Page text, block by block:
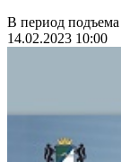
В период подъема
14.02.2023 10:00